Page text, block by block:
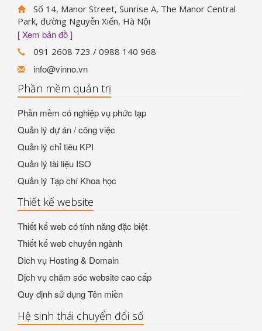
Số 14, Manor Street, Sunrise A, The Manor Central
Park, đường Nguyễn Xiển, Hà Nội
[ Xem bản đồ ]
091 2608 723 / 0988 140 968
info@vinno.vn
Phần mềm quản trị
Phần mềm có nghiệp vụ phức tạp
Quản lý dự án / công việc
Quản lý chỉ tiêu KPI
Quản lý tài liệu ISO
Quản lý Tạp chí Khoa học
Thiết kế website
Thiết kế web có tính năng đặc biệt
Thiết kế web chuyên ngành
Dich vụ Hosting & Domain
Dịch vụ chăm sóc website cao cấp
Quy định sử dụng Tên miền
Hệ sinh thái chuyển đổi số